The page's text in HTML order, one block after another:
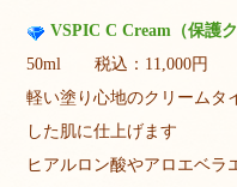
VSPIC C Cream（保護ク
50ml 税込：11,000円
軽い塗り心地のクリームタ
した肌に仕上げます
ヒアルロン酸やアロエベラ